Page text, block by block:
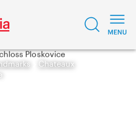
Chateaux